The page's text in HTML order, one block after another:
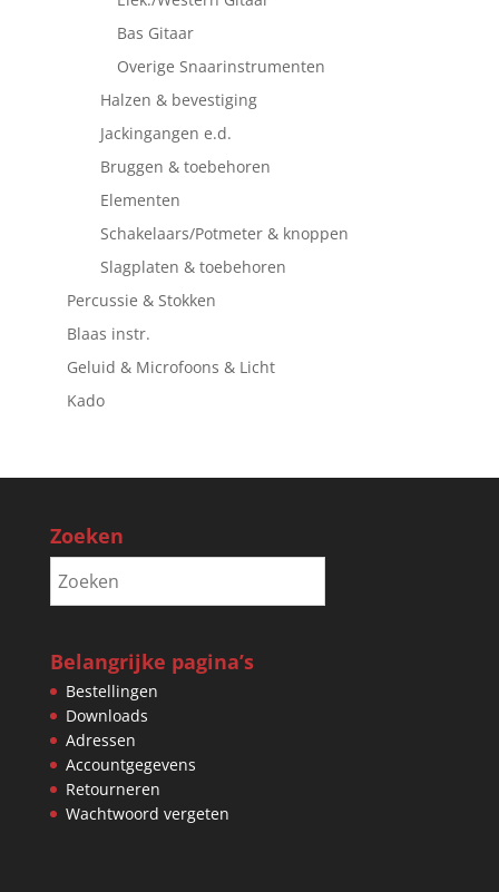
Bas Gitaar
Overige Snaarinstrumenten
Halzen & bevestiging
Jackingangen e.d.
Bruggen & toebehoren
Elementen
Schakelaars/Potmeter & knoppen
Slagplaten & toebehoren
Percussie & Stokken
Blaas instr.
Geluid & Microfoons & Licht
Kado
Zoeken
Belangrijke pagina’s
Bestellingen
Downloads
Adressen
Accountgegevens
Retourneren
Wachtwoord vergeten